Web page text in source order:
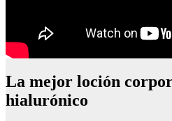
La mejor loción
hialurónico